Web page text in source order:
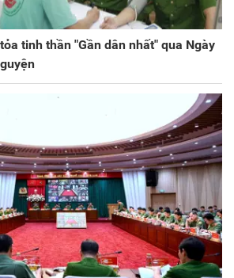
tinh thần "Gần dân nhất" qua Ngày